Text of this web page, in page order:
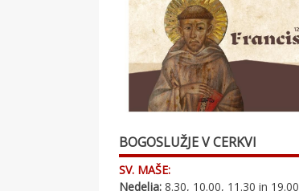
BOGOSLUŽJE V CERKVI
SV. MAŠE:
Nedelja: 8.30, 10.00, 11.30 in 19.00